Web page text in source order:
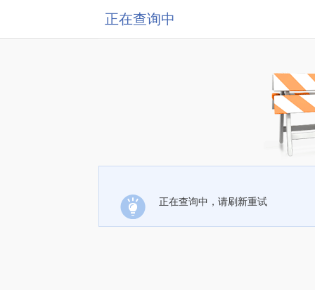
正在查询中
正在查询中，请刷新重试